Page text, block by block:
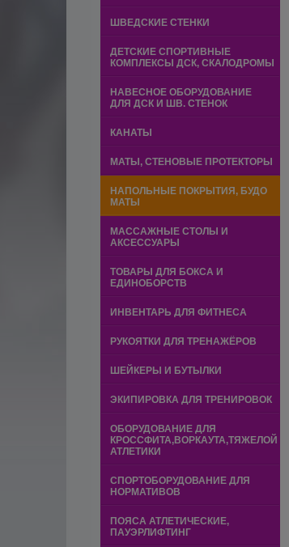
ШВЕДСКИЕ СТЕНКИ
ДЕТСКИЕ СПОРТИВНЫЕ
КОМПЛЕКСЫ ДСК, СКАЛОДРОМЫ
НАВЕСНОЕ ОБОРУДОВАНИЕ
ДЛЯ ДСК И ШВ. СТЕНОК
КАНАТЫ
МАТЫ, СТЕНОВЫЕ ПРОТЕКТОРЫ
НАПОЛЬНЫЕ ПОКРЫТИЯ, БУДО
МАТЫ
МАССАЖНЫЕ СТОЛЫ И
АКСЕССУАРЫ
ТОВАРЫ ДЛЯ БОКСА И
ЕДИНОБОРСТВ
ИНВЕНТАРЬ ДЛЯ ФИТНЕСА
РУКОЯТКИ ДЛЯ ТРЕНАЖЁРОВ
ШЕЙКЕРЫ И БУТЫЛКИ
ЭКИПИРОВКА ДЛЯ ТРЕНИРОВОК
ОБОРУДОВАНИЕ ДЛЯ
КРОССФИТА,ВОРКАУТА,ТЯЖЕЛОЙ
АТЛЕТИКИ
СПОРТОБОРУДОВАНИЕ ДЛЯ
НОРМАТИВОВ
ПОЯСА АТЛЕТИЧЕСКИЕ,
ПАУЭРЛИФТИНГ